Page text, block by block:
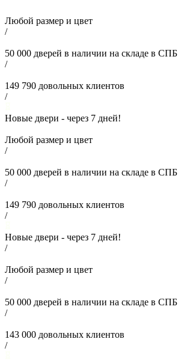
Любой размер и цвет
/
50 000 дверей в наличии на складе в СПБ
/
149 790 довольных клиентов
/
Новые двери - через 7 дней!
Любой размер и цвет
/
50 000 дверей в наличии на складе в СПБ
/
149 790 довольных клиентов
/
Новые двери - через 7 дней!
/
Любой размер и цвет
/
50 000 дверей в наличии на складе в СПБ
/
143 000 довольных клиентов
/